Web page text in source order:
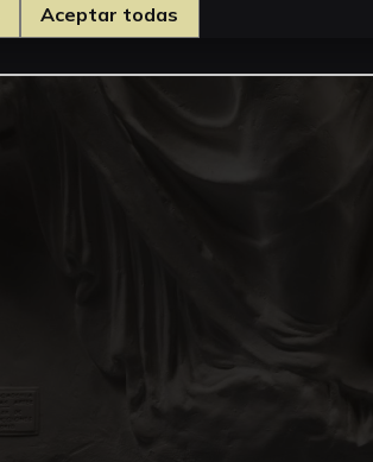
Aceptar todas